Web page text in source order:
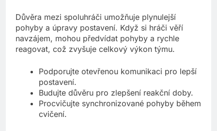
Důvěra mezi spoluhráči umožňuje plynulejší
pohyby a úpravy postavení. Když si hráči věří
navzájem, mohou předvídat pohyby a rychle
reagovat, což zvyšuje celkový výkon týmu.
Podporujte otevřenou komunikaci pro lepší
postavení.
Budujte důvěru pro zlepšení reakční doby.
Procvičujte synchronizované pohyby během
cvičení.